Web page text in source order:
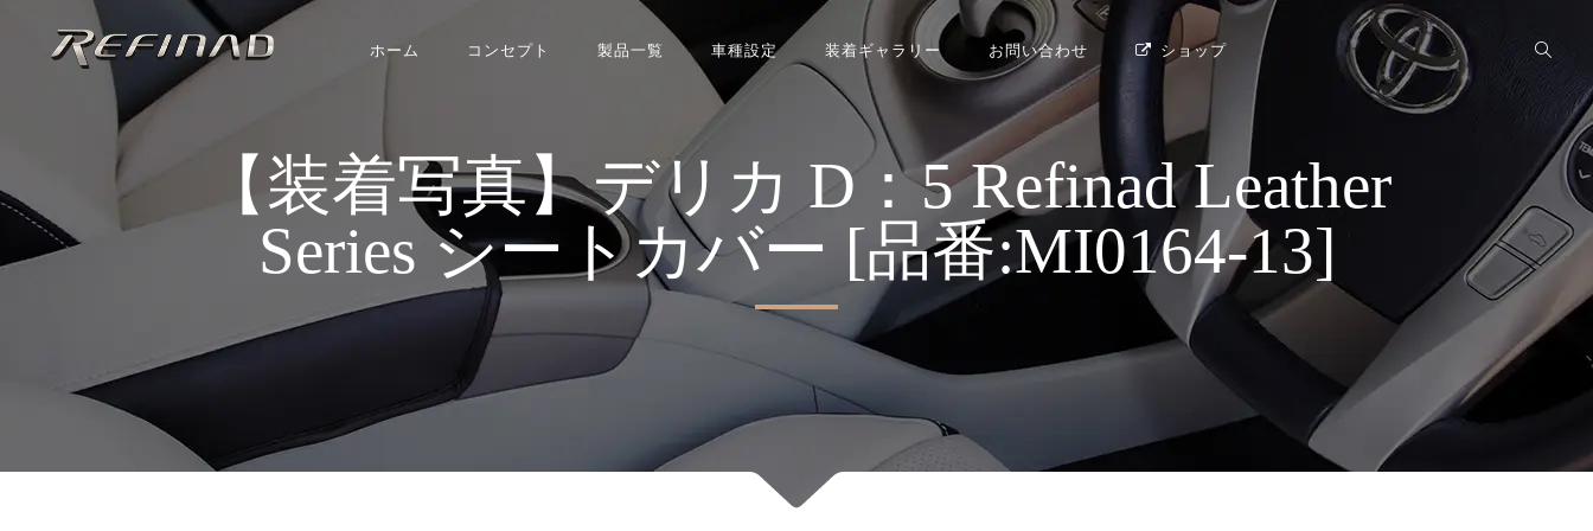
ホーム コンセプト 製品一覧 車種設定 装着ギャラリー お問い合わせ ショップ
【装着写真】デリカ D：5 Refinad Leather
Series シートカバー [品番:MI0164-13]